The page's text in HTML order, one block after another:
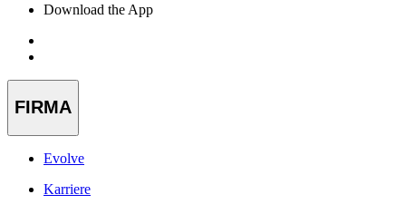
Download the App
FIRMA
Evolve
Karriere